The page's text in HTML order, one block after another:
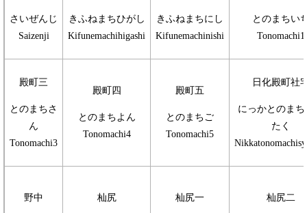
さいぜんじ
Saizenji
きふねまちひがし
Kifunemachihigashi
きふねまちにし
Kifunemachinishi
とのまちい
Tonomachi1
殿町三
とのまちさ
ん
Tonomachi3
殿町四
とのまちよん
Tonomachi4
殿町五
とのまちご
Tonomachi5
日化殿町社
にっかとのまち
たく
野中 杣尻 杣尻一 杣尻二